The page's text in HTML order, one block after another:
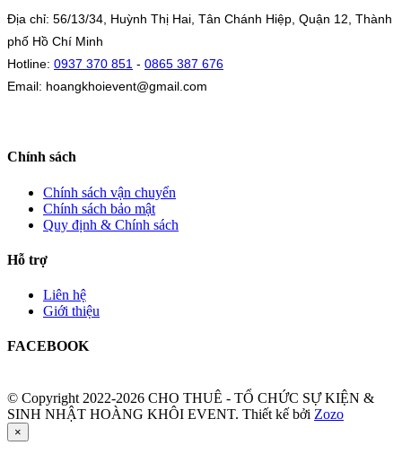
Địa chỉ: 56/13/34, Huỳnh Thị Hai, Tân Chánh Hiệp, Quận 12, Thành
phố Hồ Chí Minh
Hotline: 0937 370 851 - 0865 387 676
Email: hoangkhoievent@gmail.com
Chính sách
Chính sách vận chuyển
Chính sách bảo mật
Quy định & Chính sách
Hỗ trợ
Liên hệ
Giới thiệu
FACEBOOK
© Copyright 2022-2026 CHO THUÊ - TỔ CHỨC SỰ KIỆN &
SINH NHẬT HOÀNG KHÔI EVENT. Thiết kế bởi Zozo
×